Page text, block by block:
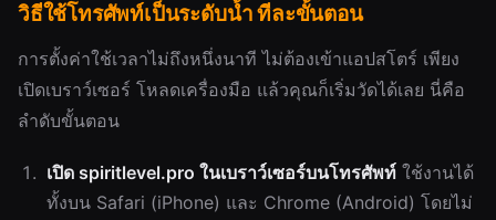
วิธีใช้โทรศัพท์เป็นระดับน้ำ ทีละขั้นตอน
การตั้งค่าใช้เวลาไม่ถึงหนึ่งนาที ไม่ต้องเข้าแอปสโตร์ เพียง
เปิดเบราว์เซอร์ โหลดเครื่องมือ แล้วคุณก็เริ่มวัดได้เลย นี่คือ
ลำดับขั้นตอน
เปิด spiritlevel.pro ในเบราว์เซอร์บนโทรศัพท์ ใช้งานได้
ทั้งบน Safari (iPhone) และ Chrome (Android) โดยไม่